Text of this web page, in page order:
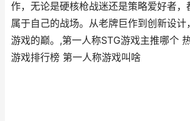
作，无论是硬核枪战迷还是策略爱好者，
属于自己的战场。从老牌巨作到创新设计
游戏的巅。,第一人称STG游戏主推哪个
游戏排行榜 第一人称游戏叫啥